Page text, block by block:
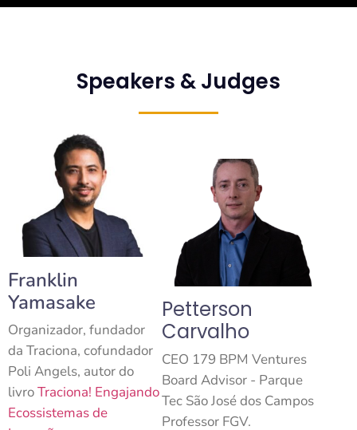
Speakers & Judges
Franklin
Yamasake
Organizador, fundador
da Traciona, cofundador
Poli Angels, autor do
livroTraciona! Engajando
Ecossistemas de
Petterson
Carvalho
CEO 179 BPM Ventures
Board Advisor - Parque
Tec São José dos Campos
Professor FGV.